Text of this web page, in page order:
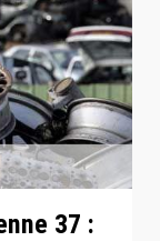
37 :